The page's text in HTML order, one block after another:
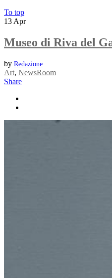
To top
13 Apr
Museo di Riva del
by Redazione
Art, NewsRoom
Share